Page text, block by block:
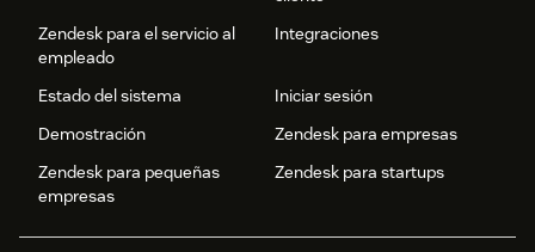
Microsoft Edge Desktop
Other browsers with webRTC support
Zendesk para el servicio al
empleado
Integraciones
Estado del sistema
Iniciar sesión
Demostración
Zendesk para empresas
Zendesk para pequeñas
empresas
Zendesk para startups